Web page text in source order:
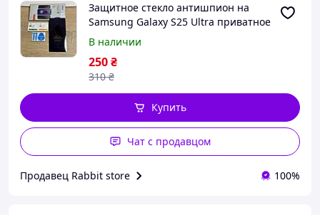
Защитное стекло антишпион на
Samsung Galaxy S25 Ultra приватное
затемненное Privacy Tempered
Mietubl
В наличии
250₴
310 ₴
Купить
Чат с продавцом
Продавец Rabbit store 100%